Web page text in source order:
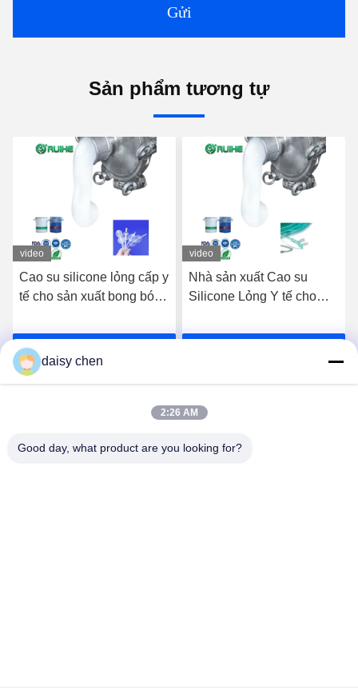
Gửi
Sản phẩm tương tự
video
Cao su silicone lỏng cấp y
tế cho sản xuất bong bóng
Nhận giá tốt nhất
video
Nhà sản xuất Cao su
Silicone Lỏng Y tế cho
năng Tương thích Sinh
daisy chen
2:26 AM
Good day, what product are you looking for?